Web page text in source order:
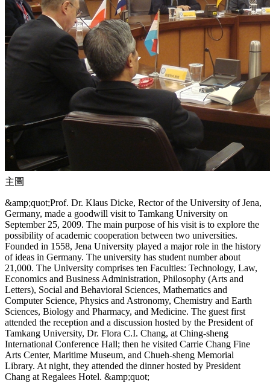
主圖
&amp;quot;Prof. Dr. Klaus Dicke, Rector of the University of Jena,
Germany, made a goodwill visit to Tamkang University on
September 25, 2009. The main purpose of his visit is to explore the
possibility of academic cooperation between two universities.
Founded in 1558, Jena University played a major role in the history
of ideas in Germany. The university has student number about
21,000. The University comprises ten Faculties: Technology, Law,
Economics and Business Administration, Philosophy (Arts and
Letters), Social and Behavioral Sciences, Mathematics and
Computer Science, Physics and Astronomy, Chemistry and Earth
Sciences, Biology and Pharmacy, and Medicine. The guest first
attended the reception and a discussion hosted by the President of
Tamkang University, Dr. Flora C.I. Chang, at Ching-sheng
International Conference Hall; then he visited Carrie Chang Fine
Arts Center, Maritime Museum, and Chueh-sheng Memorial
Library. At night, they attended the dinner hosted by President
Chang at Regalees Hotel. &amp;quot;